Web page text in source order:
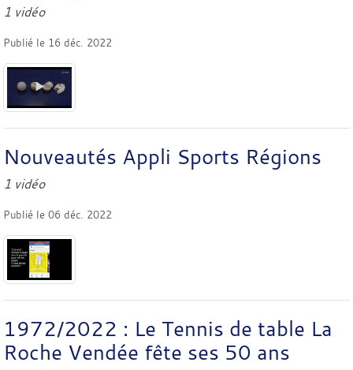
1 vidéo
Publié le 16 déc. 2022
Nouveautés Appli Sports Régions
1 vidéo
Publié le 06 déc. 2022
1972/2022 : Le Tennis de table La
Roche Vendée fête ses 50 ans